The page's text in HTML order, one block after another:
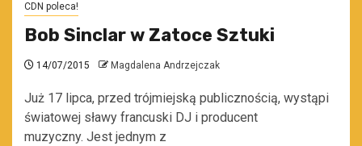
CDN poleca!
Bob Sinclar w Zatoce Sztuki
14/07/2015 Magdalena Andrzejczak
Już 17 lipca, przed trójmiejską publicznością, wystąpi
światowej sławy francuski DJ i producent
muzyczny. Jest jednym z